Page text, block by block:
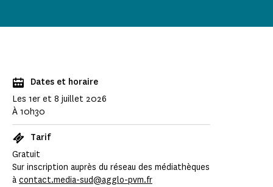
Dates et horaire
Les 1er et 8 juillet 2026
À 10h30
Tarif
Gratuit
Sur inscription auprès du réseau des médiathèques
à contact.media-sud@agglo-pvm.fr